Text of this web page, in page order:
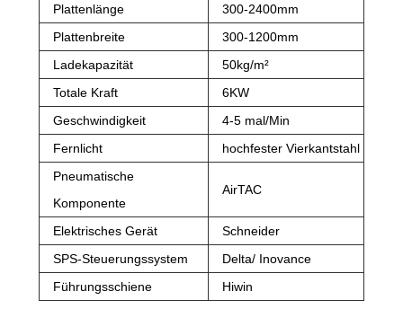
Plattenlänge
300-2400mm
Plattenbreite
300-1200mm
Ladekapazität
50kg/m²
Totale Kraft
6KW
Geschwindigkeit
4-5 mal/Min
Fernlicht
hochfester Vierkantstahl
Pneumatische
Komponente
AirTAC
Elektrisches Gerät
Schneider
SPS-Steuerungssystem
Delta/ Inovance
Führungsschiene
Hiwin